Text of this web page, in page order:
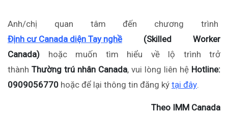
Anh/chị quan tâm đến chương trình
Định cư Canada diện Tay nghề (Skilled Worker
Canada) hoặc muốn tìm hiểu về lộ trình trở
thành Thường trú nhân Canada, vui lòng liên hệ Hotline:
0909056770 hoặc để lại thông tin đăng ký tại đây.
Theo IMM Canada